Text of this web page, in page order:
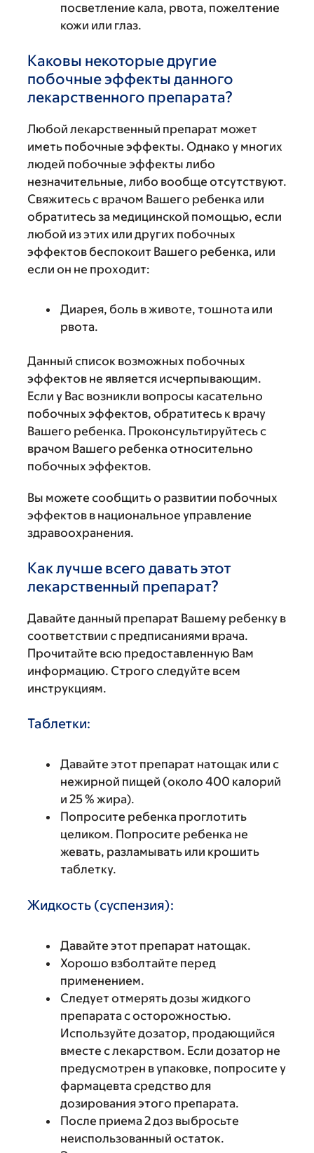
посветление кала, рвота, пожелтение
кожи или глаз.
Каковы некоторые другие
побочные эффекты данного
лекарственного препарата?
Любой лекарственный препарат может
иметь побочные эффекты. Однако у многих
людей побочные эффекты либо
незначительные, либо вообще отсутствуют.
Свяжитесь с врачом Вашего ребенка или
обратитесь за медицинской помощью, если
любой из этих или других побочных
эффектов беспокоит Вашего ребенка, или
если он не проходит:
Диарея, боль в животе, тошнота или
рвота.
Данный список возможных побочных
эффектов не является исчерпывающим.
Если у Вас возникли вопросы касательно
побочных эффектов, обратитесь к врачу
Вашего ребенка. Проконсультируйтесь с
врачом Вашего ребенка относительно
побочных эффектов.
Вы можете сообщить о развитии побочных
эффектов в национальное управление
здравоохранения.
Как лучше всего давать этот
лекарственный препарат?
Давайте данный препарат Вашему ребенку в
соответствии с предписаниями врача.
Прочитайте всю предоставленную Вам
информацию. Строго следуйте всем
инструкциям.
Таблетки:
Давайте этот препарат натощак или с
нежирной пищей (около 400 калорий
и 25 % жира).
Попросите ребенка проглотить
целиком. Попросите ребенка не
жевать, разламывать или крошить
таблетку.
Жидкость (суспензия):
Давайте этот препарат натощак.
Хорошо взболтайте перед
применением.
Следует отмерять дозы жидкого
препарата с осторожностью.
Используйте дозатор, продающийся
вместе с лекарством. Если дозатор не
предусмотрен в упаковке, попросите у
фармацевта средство для
дозирования этого препарата.
После приема 2 доз выбросьте
неиспользованный остаток.